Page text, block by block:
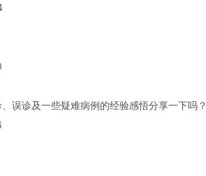
误诊及一些疑难病例的经验感悟分享一下吗？